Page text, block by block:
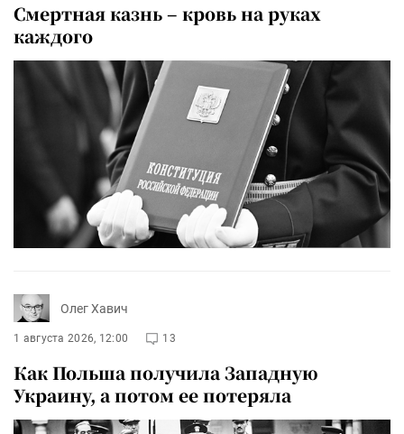
Смертная казнь – кровь на руках
каждого
Олег Хавич
1 августа 2026, 12:00 13
Как Польша получила Западную
Украину, а потом ее потеряла